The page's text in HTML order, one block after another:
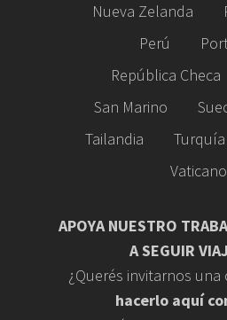
Nueva Zelanda
Perú
República Checa
San Marino
Tailandia
Turquía
Vaticano
APOYA NUESTRO
A SEGUIR
¿Querés invitarnos una
hacerlo aquí